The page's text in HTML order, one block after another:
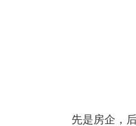
先是房企，